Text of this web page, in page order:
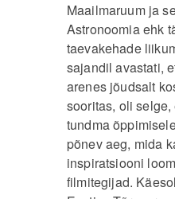
Maailmaruum ja
Astronoomia ehk
taevakehade
sajandil avastati,
arenes jõudsalt
sooritas, oli
tundma
põnev aeg, mida
inspiratsiooni
filmitegijad.